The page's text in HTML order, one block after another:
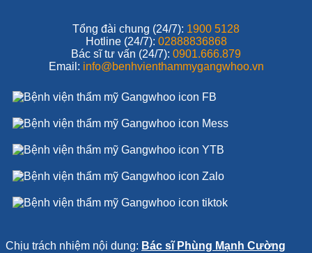
Tổng đài chung (24/7): 1900 5128
Hotline (24/7): 02888836868
Bác sĩ tư vấn (24/7): 0901.666.879
Email: info@benhvienthammygangwhoo.vn
Chịu trách nhiệm nội dung: Bác sĩ Phùng Mạnh Cường